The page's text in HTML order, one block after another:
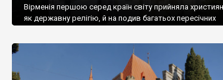
Вірменія першою серед країн світу прийняла
як державну релігію, й на подив багатьох пересічних